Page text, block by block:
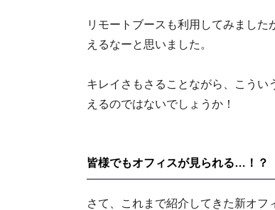
リモートブースも利用してみまし
えるなーと思いました。
キレイさもさることながら、こう
えるのではないでしょうか！
皆様でもオフィスが見られる…！？
さて、これまで紹介してきた新オフ